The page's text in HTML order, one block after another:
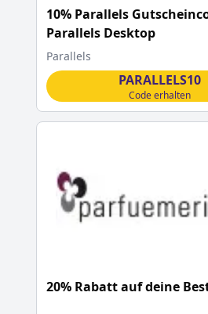
10% Parallels
Parallels Desktop
Parallels
PARALLELS10
Code erhalten
20% Rabatt auf deine